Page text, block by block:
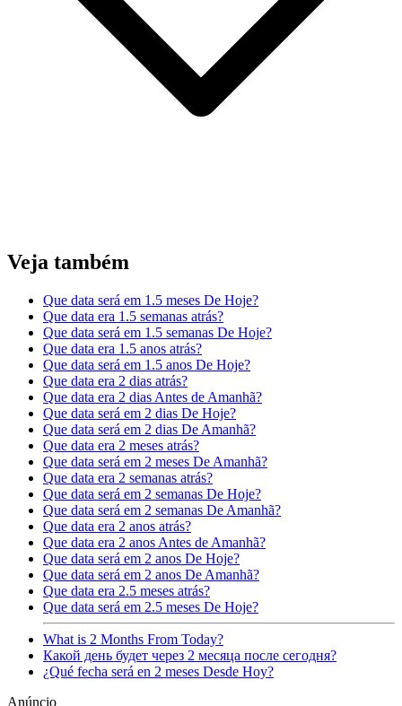
Veja também
Que data será em 1.5 meses De Hoje?
Que data era 1.5 semanas atrás?
Que data será em 1.5 semanas De Hoje?
Que data era 1.5 anos atrás?
Que data será em 1.5 anos De Hoje?
Que data era 2 dias atrás?
Que data era 2 dias Antes de Amanhã?
Que data será em 2 dias De Hoje?
Que data será em 2 dias De Amanhã?
Que data era 2 meses atrás?
Que data será em 2 meses De Amanhã?
Que data era 2 semanas atrás?
Que data será em 2 semanas De Hoje?
Que data será em 2 semanas De Amanhã?
Que data era 2 anos atrás?
Que data era 2 anos Antes de Amanhã?
Que data será em 2 anos De Hoje?
Que data será em 2 anos De Amanhã?
Que data era 2.5 meses atrás?
Que data será em 2.5 meses De Hoje?
What is 2 Months From Today?
Какой день будет через 2 месяца после сегодня?
¿Qué fecha será en 2 meses Desde Hoy?